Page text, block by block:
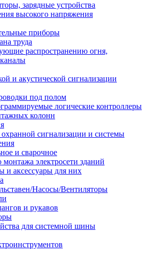
зарядные устройства
высокого напряжения
приборы
труда
распространению огня,
и акустической сигнализации
под полом
логические контроллеры
колонн
сигнализации и системы
и сварочное
электросети зданий
и аксессуары для них
Насосы/Вентиляторы
и рукавов
для системной шины